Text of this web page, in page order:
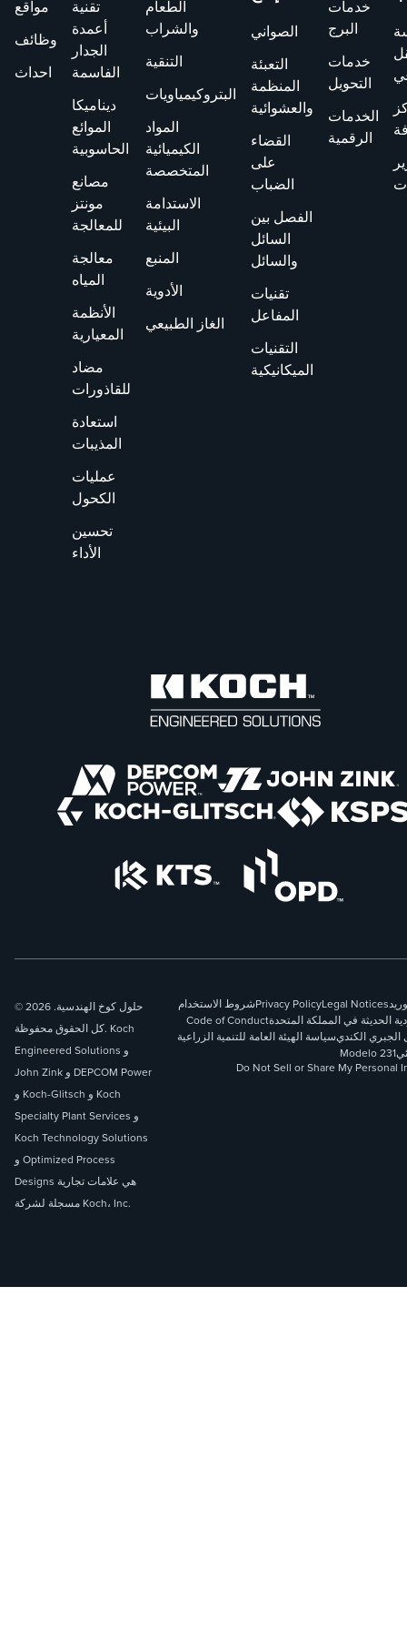
مواقع
وظائف
احداث
تقنية
أعمدة
الجدار
الفاسمة
ديناميكا
الموائع
الحاسوبية
مصانع
مونتز
للمعالجة
معالجة
المياه
الأنظمة
المعيارية
مضاد
للقاذورات
استعادة
المذيبات
عمليات
الكحول
تحسين
الأداء
الطعام
والشراب
التنقية
البتروكيمياويات
المواد
الكيميائية
المتخصصة
الاستدامة
البيئية
المنبع
الأدوية
الغاز الطبيعي
الصواني
التعبئة
المنظمة
والعشوائية
القضاء
على
الضباب
الفصل بين
السائل
والسائل
تقنيات
المفاعل
التقنيات
الميكانيكية
خدمات
البرج
خدمات
التحويل
الخدمات
الرقمية
© 2026 حلول كوخ الهندسية.
كل الحقوق محفوظة. Koch
Engineered Solutions و
John Zink و DEPCOM Power
و Koch-Glitsch و Koch
Specialty Plant Services و
Koch Technology Solutions
و Optimized Process
Designs هي علامات تجارية
مسجلة لشركة Koch، Inc.
شروط الاستخدامPrivacy PolicyLegal Notices
Code of Conductالحديثة في المملكة المتحدة
سياسة الهيئة العامة للتنمية الزراعيةالجبري الكندي
Modelo 231
Do Not Sell or Share My Personal